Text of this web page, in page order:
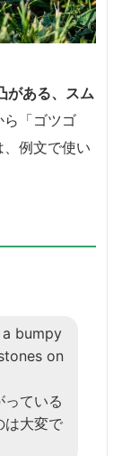
がある、スム
ら「ゴツゴ
例文で使い
bumpy
on
ている
は大変で